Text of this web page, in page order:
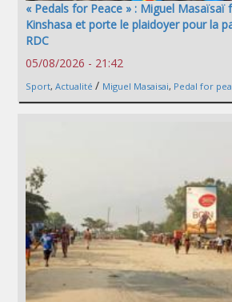
« Pedals for Peace » : Miguel Masaïsaï
Kinshasa et porte le plaidoyer pour la
RDC
05/08/2026 - 21:42
Sport, Actualité / Miguel Masaisai, Pedal for